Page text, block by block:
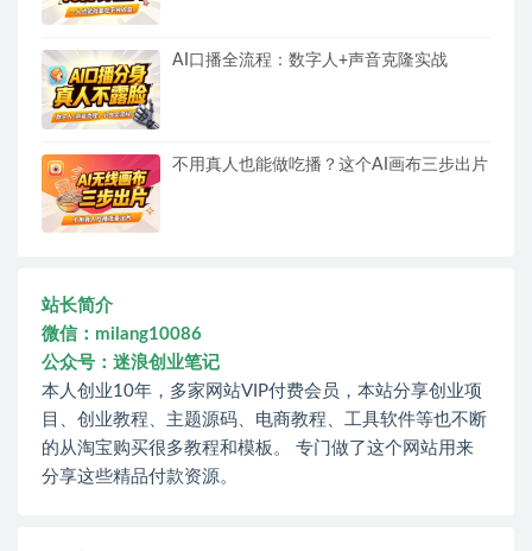
AI口播全流程：数字人+声音克隆实战
不用真人也能做吃播？这个AI画布三步出片
站长简介
微信：milang10086
公众号：迷浪创业笔记
本人创业10年，多家网站VIP付费会员，本站分享创业项
目、创业教程、主题源码、电商教程、工具软件等也不断
的从淘宝购买很多教程和模板。 专门做了这个网站用来
分享这些精品付款资源。